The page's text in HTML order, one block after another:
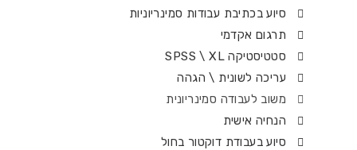
סיוע בכתיבת עבודות סמינריוניות
תרגום אקדמי
סטטיסטיקה SPSS \ XL
עריכה לשונית \ הגהה
משוב לעבודה סמינריונית
הנחיה אישית
סיוע בעבודת דוקטור בחול